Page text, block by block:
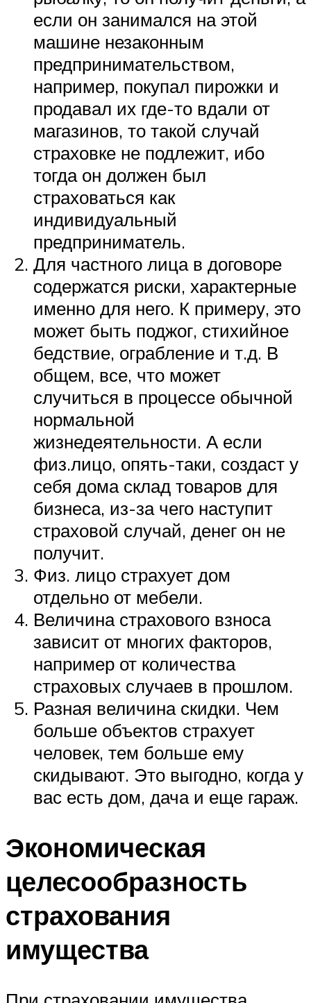
если он занимался на этой
машине незаконным
предпринимательством,
например, покупал пирожки и
продавал их где-то вдали от
магазинов, то такой случай
страховке не подлежит, ибо
тогда он должен был
страховаться как
индивидуальный
предприниматель.
Для частного лица в договоре
содержатся риски, характерные
именно для него. К примеру, это
может быть поджог, стихийное
бедствие, ограбление и т.д. В
общем, все, что может
случиться в процессе обычной
нормальной
жизнедеятельности. А если
физ.лицо, опять-таки, создаст у
себя дома склад товаров для
бизнеса, из-за чего наступит
страховой случай, денег он не
получит.
Физ. лицо страхует дом
отдельно от мебели.
Величина страхового взноса
зависит от многих факторов,
например от количества
страховых случаев в прошлом.
Разная величина скидки. Чем
больше объектов страхует
человек, тем больше ему
скидывают. Это выгодно, когда у
вас есть дом, дача и еще гараж.
Экономическая
целесообразность
страхования
имущества